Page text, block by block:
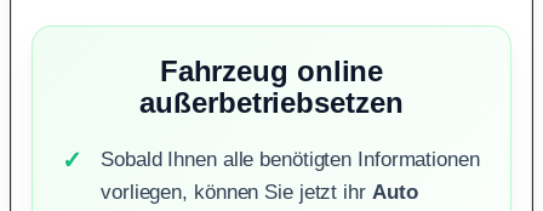
Fahrzeug online
außerbetriebsetzen
Sobald Ihnen alle benötigten Informationen
vorliegen, können Sie jetzt ihr Auto